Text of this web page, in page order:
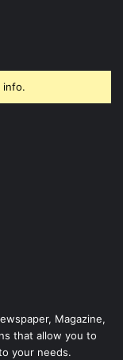
info.
Magazine,
that allow you to
your needs.